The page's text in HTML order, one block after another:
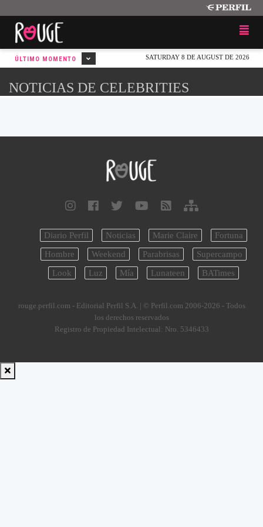
SATURDAY 8 DE AUGUST DE 2026
ÚLTIMO MOMENTO
NOTICIAS DE CELEBRITIES
Diario Perfil Noticias Marie Claire
Fortuna
Hombre
Weekend Parabrisas
Supercampo
Look
Luz Mía Lunateen BATimes
rouge.perfil.com - Editorial Perfil S.A. | © Perfil.com 2006-2026 - Todos
los derechos reservados
Registro de Propiedad Intelectual: Nro. 5346433